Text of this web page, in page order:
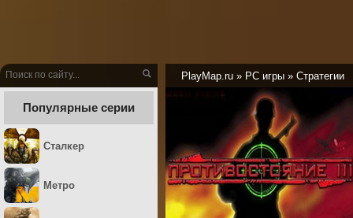
PlayMap.ru » PC игры » Стратегии
Популярные серии
Сталкер
Метро